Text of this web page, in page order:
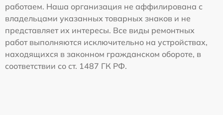
работаем. Наша организация не аффилирована с
владельцами указанных товарных знаков и не
представляет их интересы. Все виды ремонтных
работ выполняются исключительно на устройствах,
находящихся в законном гражданском обороте, в
соответствии со ст. 1487 ГК РФ.